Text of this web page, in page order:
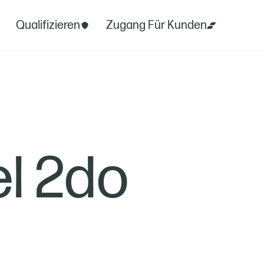
Qualifizieren Zugang Für Kunden
2do